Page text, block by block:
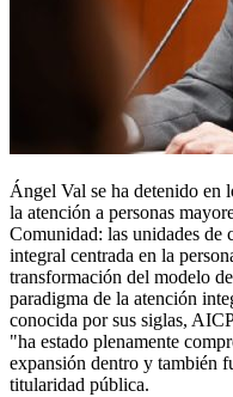
Ángel Val se ha detenido en
la atención a personas
Comunidad: las unidades de
integral centrada en la
transformación del modelo
paradigma de la atención
conocida por sus siglas,
"ha estado plenamente
expansión dentro y también
titularidad pública.